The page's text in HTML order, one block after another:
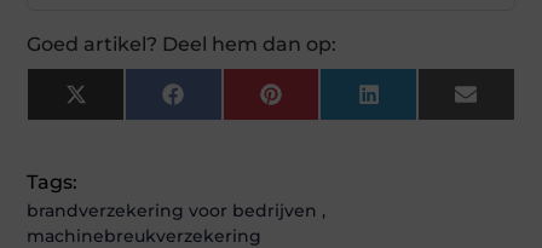
Goed artikel? Deel hem dan op:
X
(Twitter)
FacebookPinterestLinkedInEmail
Tags:
brandverzekering voor bedrijven ,
machinebreukverzekering